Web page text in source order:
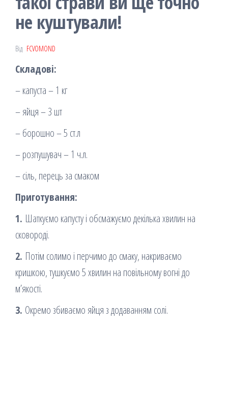
не куштували!
Від FCVOMOND
Складові:
– капуста – 1 кг
– яйця – 3 шт
– борошно – 5 ст.л
– розпушувач – 1 ч.л.
– сіль, перець за смаком
Приготування:
1. Шаткуємо капусту і обсмажуємо декілька хвилин на
сковороді.
2. Потім солимо і перчимо до смаку, накриваємо
кришкою, тушкуємо 5 хвилин на повільному вогні до
м’якості.
3. Окремо збиваємо яйця з додаванням солі.